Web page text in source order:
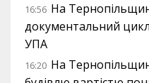
16:56 На
документальний
УПА
16:20 На